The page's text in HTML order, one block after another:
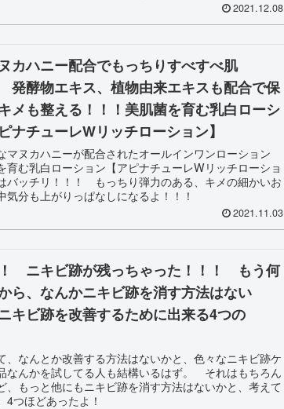
2021.12.08
カハニー配合でもっちりすべすべ肌
酵物エキス、植物由来エキスも配合で保
メも整える！！！美肌菌を育む乳白ローシ
ナチューレWリッチローション】
マヌカハニーが配合されたオールインワンローション
育む乳白ローション【アピナチューレWリッチローショ
バッチリ！！！ もっちり弾力のある、キメの細かいお
気分も上がりっぱなしになるよ！！！
2021.11.03
ニキビ跡が残っちゃった！！！ もう何
ら、なんかニキビ跡を消す方法はない
ビ跡を改善するために出来る4つの
、なんとか改善する方法はないかと、色々なニキビ跡ケ
なんかを試してる人も結構いるはず。 それはもちろん
、もっと他にもニキビ跡を消す方法はないかと、考えて
4つほどあったよ！